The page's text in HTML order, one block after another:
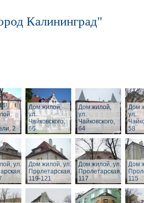
Калининград"
2
Дом жилой,
ул.
Чайковского,
66
Дом жилой,
ул.
Чайковского,
64
Дом
ул.
58
ул.
Дом жилой, ул.
Пролетарская,
119-121
Дом жилой, ул.
Пролетарская,
117
Дом
115